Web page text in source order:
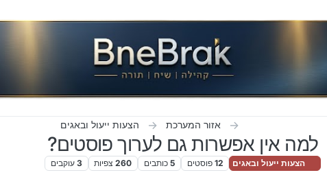
אזור המערכת הצעות ייעול ובאגים
למה אין אפשרות גם לערוך פוסטים?
הצעות ייעול ובאגים 12 פוסטים 5 כותבים 260 צפיות 3 עוקבים